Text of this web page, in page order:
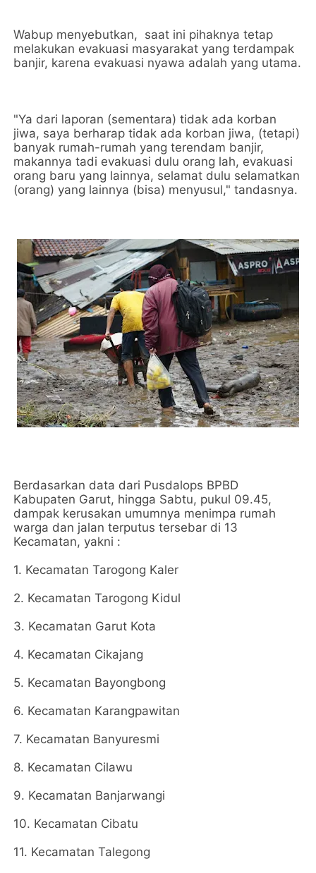
Wabup menyebutkan, saat ini pihaknya tetap
melakukan evakuasi masyarakat yang terdampak
banjir, karena evakuasi nyawa adalah yang utama.
"Ya dari laporan (sementara) tidak ada korban
jiwa, saya berharap tidak ada korban jiwa, (tetapi)
banyak rumah-rumah yang terendam banjir,
makannya tadi evakuasi dulu orang lah, evakuasi
orang baru yang lainnya, selamat dulu selamatkan
(orang) yang lainnya (bisa) menyusul," tandasnya.
Berdasarkan data dari Pusdalops BPBD
Kabupaten Garut, hingga Sabtu, pukul 09.45,
dampak kerusakan umumnya menimpa rumah
warga dan jalan terputus tersebar di 13
Kecamatan, yakni :
1. Kecamatan Tarogong Kaler
2. Kecamatan Tarogong Kidul
3. Kecamatan Garut Kota
4. Kecamatan Cikajang
5. Kecamatan Bayongbong
6. Kecamatan Karangpawitan
7. Kecamatan Banyuresmi
8. Kecamatan Cilawu
9. Kecamatan Banjarwangi
10. Kecamatan Cibatu
11. Kecamatan Talegong